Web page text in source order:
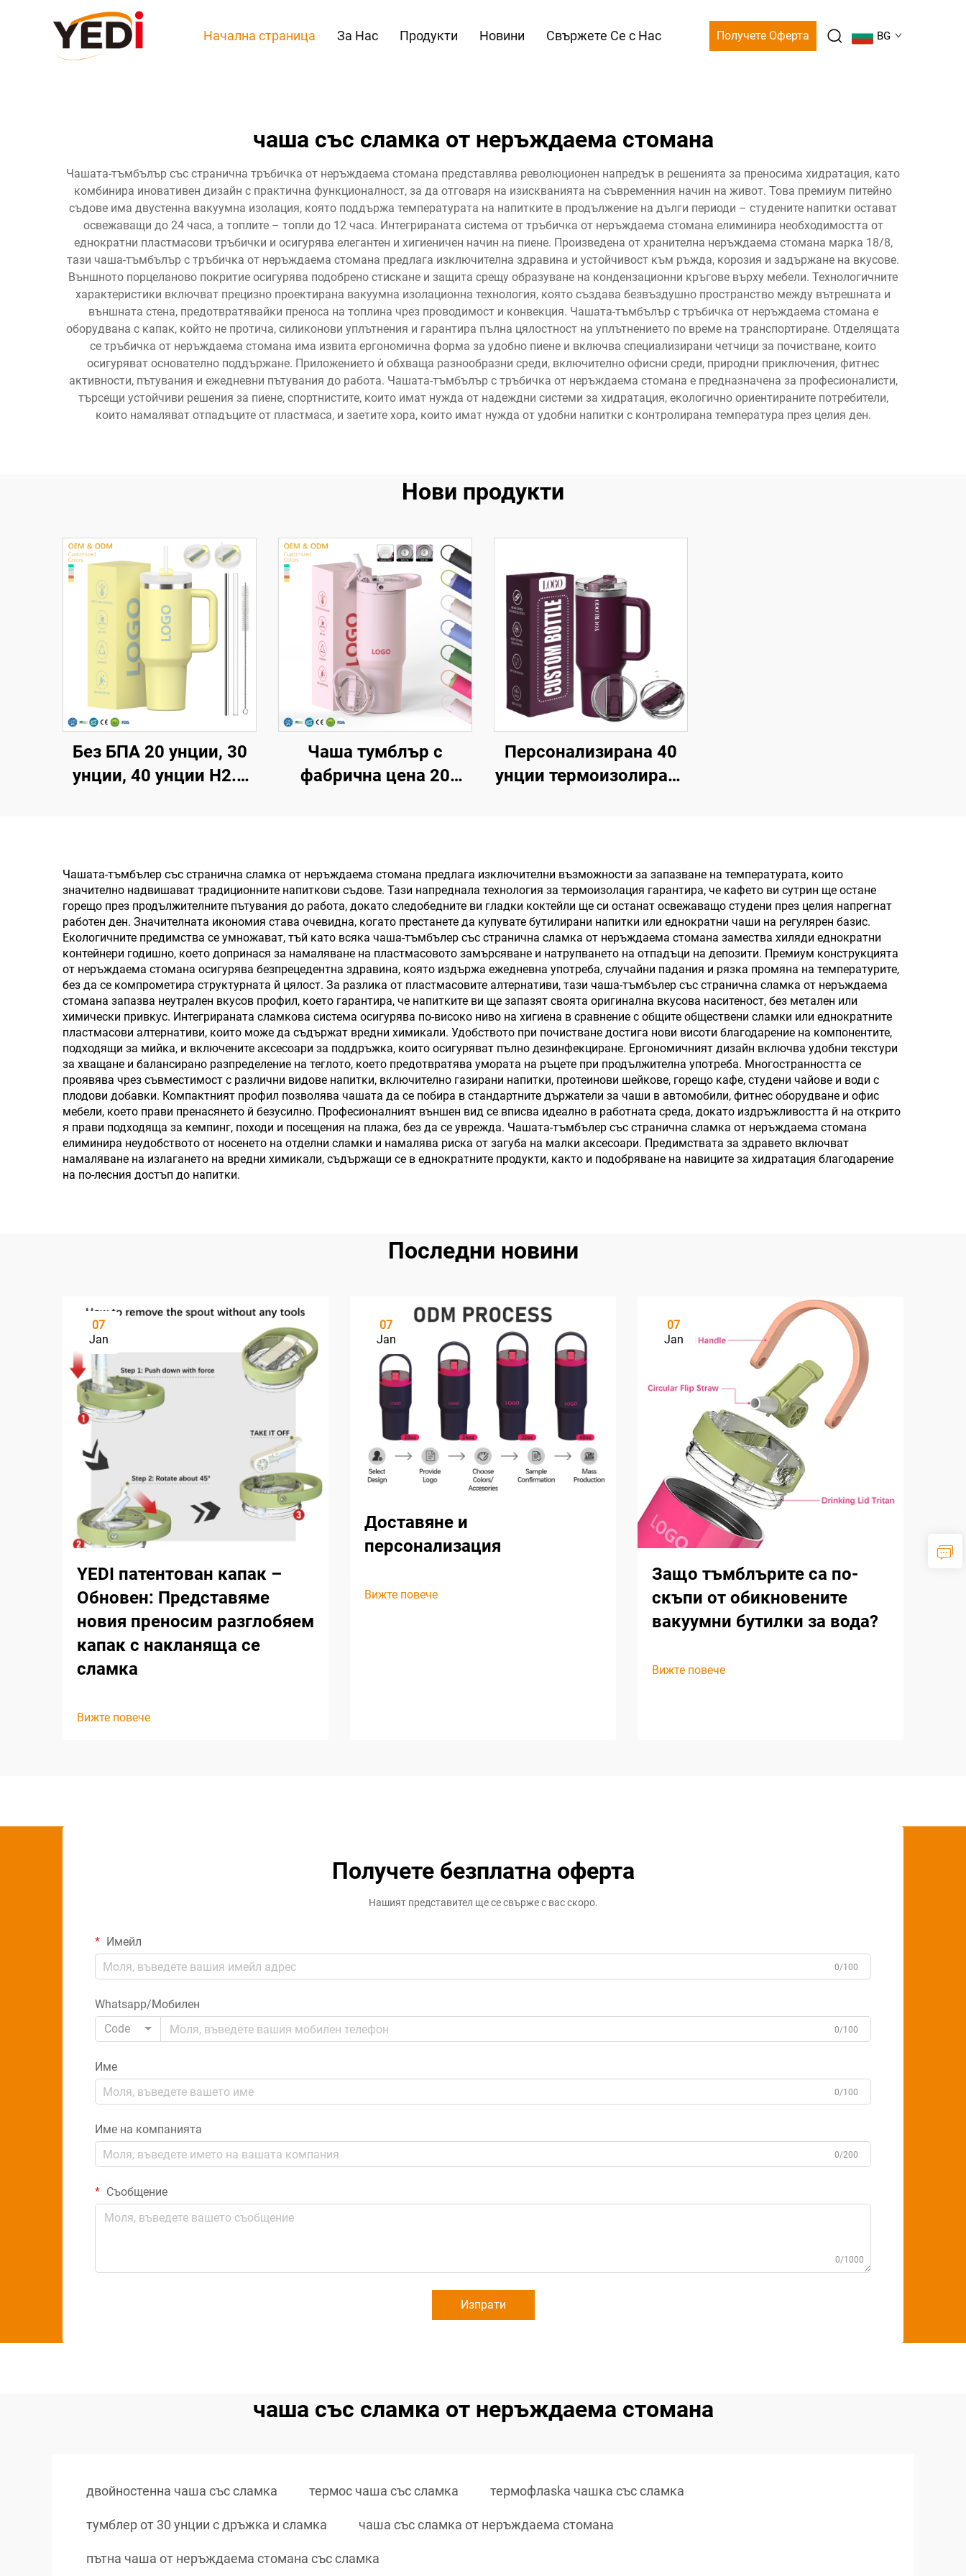
Начална страница За Нас Продукти Новини Свържете Се с Нас Получете Оферта BG
чаша със сламка от неръждаема стомана
Чашата-тъмбълър със странична тръбичка от неръждаема стомана представлява революционен напредък в решенията за преносима хидратация, като
комбинира иновативен дизайн с практична функционалност, за да отговаря на изискванията на съвременния начин на живот. Това премиум питейно
съдове има двустенна вакуумна изолация, която поддържа температурата на напитките в продължение на дълги периоди – студените напитки остават
освежаващи до 24 часа, а топлите – топли до 12 часа. Интегрираната система от тръбичка от неръждаема стомана елиминира необходимостта от
еднократни пластмасови тръбички и осигурява елегантен и хигиеничен начин на пиене. Произведена от хранителна неръждаема стомана марка 18/8,
тази чаша-тъмбълър с тръбичка от неръждаема стомана предлага изключителна здравина и устойчивост към ръжда, корозия и задържане на вкусове.
Външното порцеланово покритие осигурява подобрено стискане и защита срещу образуване на кондензационни кръгове върху мебели. Технологичните
характеристики включват прецизно проектирана вакуумна изолационна технология, която създава безвъздушно пространство между вътрешната и
външната стена, предотвратявайки преноса на топлина чрез проводимост и конвекция. Чашата-тъмбълър с тръбичка от неръждаема стомана е
оборудвана с капак, който не протича, силиконови уплътнения и гарантира пълна цялостност на уплътнението по време на транспортиране. Отделящата
се тръбичка от неръждаема стомана има извита ергономична форма за удобно пиене и включва специализирани четчици за почистване, които
осигуряват основателно поддържане. Приложението ѝ обхваща разнообразни среди, включително офисни среди, природни приключения, фитнес
активности, пътувания и ежедневни пътувания до работа. Чашата-тъмбълър с тръбичка от неръждаема стомана е предназначена за професионалисти,
търсещи устойчиви решения за пиене, спортнистите, които имат нужда от надеждни системи за хидратация, екологично ориентираните потребители,
които намаляват отпадъците от пластмаса, и заетите хора, които имат нужда от удобни напитки с контролирана температура през целия ден.
Нови продукти
Без БПА 20 унции, 30
унции, 40 унции H2.0
термоизолирана чаша
от неръждаема
стомана
Чаша тумблър с
фабрична цена 20
чаша, многократно
използваема чаша от
неръждаема стомана
за трансфер печат
Персонализирана 40
унции термоизолирана
дръжка, пътуваща
кафе чаша за офис,
комплект за подарък
Чашата-тъмбълер със странична сламка от неръждаема стомана предлага изключителни възможности за запазване на температурата, които
значително надвишават традиционните напиткови съдове. Тази напреднала технология за термоизолация гарантира, че кафето ви сутрин ще остане
горещо през продължителните пътувания до работа, докато следобедните ви гладки коктейли ще си останат освежаващо студени през целия напрегнат
работен ден. Значителната икономия става очевидна, когато престанете да купувате бутилирани напитки или еднократни чаши на регулярен базис.
Екологичните предимства се умножават, тъй като всяка чаша-тъмбълер със странична сламка от неръждаема стомана замества хиляди еднократни
контейнери годишно, което допринася за намаляване на пластмасовото замърсяване и натрупването на отпадъци на депозити. Премиум конструкцията
от неръждаема стомана осигурява безпрецедентна здравина, която издържа ежедневна употреба, случайни падания и рязка промяна на температурите,
без да се компрометира структурната й цялост. За разлика от пластмасовите алтернативи, тази чаша-тъмбълер със странична сламка от неръждаема
стомана запазва неутрален вкусов профил, което гарантира, че напитките ви ще запазят своята оригинална вкусова наситеност, без метален или
химически привкус. Интегрираната сламкова система осигурява по-високо ниво на хигиена в сравнение с общите обществени сламки или еднократните
пластмасови алтернативи, които може да съдържат вредни химикали. Удобството при почистване достига нови висоти благодарение на компонентите,
подходящи за мийка, и включените аксесоари за поддръжка, които осигуряват пълно дезинфекциране. Ергономичният дизайн включва удобни текстури
за хващане и балансирано разпределение на теглото, което предотвратява умората на ръцете при продължителна употреба. Многостранността се
проявява чрез съвместимост с различни видове напитки, включително газирани напитки, протеинови шейкове, горещо кафе, студени чайове и води с
плодови добавки. Компактният профил позволява чашата да се побира в стандартните държатели за чаши в автомобили, фитнес оборудване и офис
мебели, което прави пренасянето й безусилно. Професионалният външен вид се вписва идеално в работната среда, докато издръжливостта й на открито
я прави подходяща за кемпинг, походи и посещения на плажа, без да се уврежда. Чашата-тъмбълер със странична сламка от неръждаема стомана
елиминира неудобството от носенето на отделни сламки и намалява риска от загуба на малки аксесоари. Предимствата за здравето включват
намаляване на излагането на вредни химикали, съдържащи се в еднократните продукти, както и подобряване на навиците за хидратация благодарение
на по-лесния достъп до напитки.
Последни новини
07
Jan
YEDI патентован капак –
Обновен: Представяме
новия преносим разглобяем
капак с накланяща се
сламка
Вижте повече
07
Jan
Доставяне и
персонализация
Вижте повече
07
Jan
Защо тъмблърите са по-
скъпи от обикновените
вакуумни бутилки за вода?
Вижте повече
Получете безплатна оферта
Нашият представител ще се свърже с вас скоро.
Имейл
0/100
Whatsapp/Мобилен
Code
0/100
Име
0/100
Име на компанията
0/200
Съобщение
0/1000
Изпрати
чаша със сламка от неръждаема стомана
двойностенна чаша със сламка термос чаша със сламка термофлaska чашка със сламка
тумблер от 30 унции с дръжка и сламка чаша със сламка от неръждаема стомана
пътна чаша от неръждаема стомана със сламка